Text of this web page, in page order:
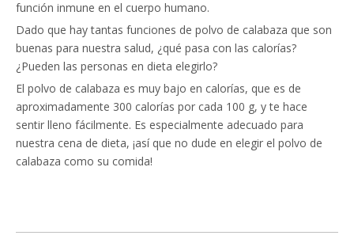
función inmune en el cuerpo humano.
Dado que hay tantas funciones de polvo de calabaza que son
buenas para nuestra salud, ¿qué pasa con las calorías?
¿Pueden las personas en dieta elegirlo?
El polvo de calabaza es muy bajo en calorías, que es de
aproximadamente 300 calorías por cada 100 g, y te hace
sentir lleno fácilmente. Es especialmente adecuado para
nuestra cena de dieta, ¡así que no dude en elegir el polvo de
calabaza como su comida!